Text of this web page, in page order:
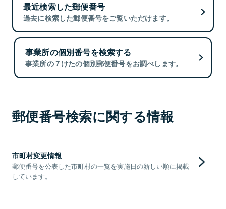
最近検索した郵便番号
過去に検索した郵便番号をご覧いただけます。
事業所の個別番号を検索する
事業所の７けたの個別郵便番号をお調べします。
郵便番号検索に関する情報
市町村変更情報
郵便番号を公表した市町村の一覧を実施日の新しい順に掲載
しています。